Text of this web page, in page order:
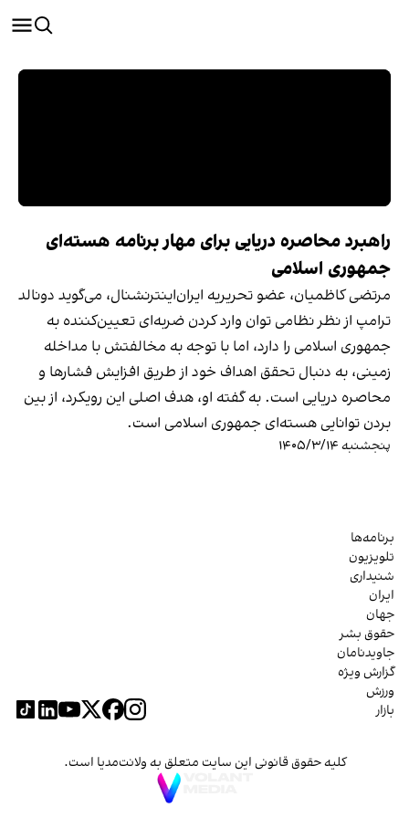
راهبرد محاصره دریایی برای مهار برنامه هسته‌ای
جمهوری اسلامی
مرتضی کاظمیان، عضو تحریریه ایران‌اینترنشنال، می‌گوید دونالد
ترامپ از نظر نظامی توان وارد کردن ضربه‌ای تعیین‌کننده به
جمهوری اسلامی را دارد، اما با توجه به مخالفتش با مداخله
زمینی، به دنبال تحقق اهداف خود از طریق افزایش فشارها و
محاصره دریایی است. به گفته او، هدف اصلی این رویکرد، از بین
بردن توانایی هسته‌ای جمهوری اسلامی است.
پنجشنبه ۱۴۰۵/۳/۱۴
برنامه‌ها
تلویزیون
شنیداری
ایران
جهان
حقوق بشر
جاویدنامان
گزارش ویژه
ورزش
بازار
کلیه حقوق قانونی این سایت متعلق به ولانت‌مدیا است.